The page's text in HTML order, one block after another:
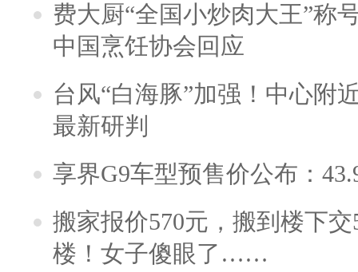
费大厨“全国小炒肉大王”称
中国烹饪协会回应
台风“白海豚”加强！中心附
最新研判
享界G9车型预售价公布：
搬家报价570元，搬到楼下
楼！女子傻眼了……